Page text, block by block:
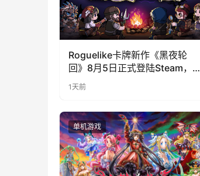
Roguelike卡牌新作《黑夜轮
回》8月5日正式登陆Steam，首
发9折优惠开启
1天前
单机游戏